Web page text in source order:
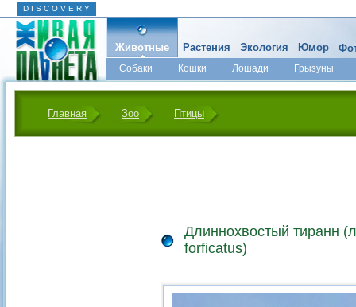
D I S C O V E R Y
Животные
Собаки Кошки Лошади
Грызуны
Микромир
Растения Экология Юмор
Главная Зоо Птицы
Длиннохвостый тиранн
forficatus)